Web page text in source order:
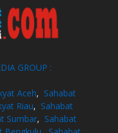
GROUP :
Aceh, Sahabat
Riau, Sahabat
Sumbar, Sahabat